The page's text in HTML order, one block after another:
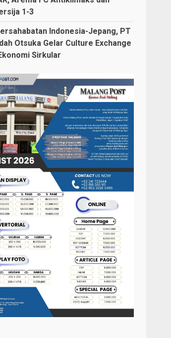
1-3
Indonesia-Jepang, PT
Otsuka Gelar Culture Exchange
Sirkular